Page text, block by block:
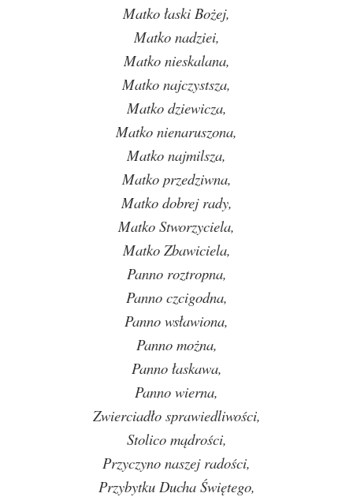
Matko łaski Bożej,
Matko nadziei,
Matko nieskalana,
Matko najczystsza,
Matko dziewicza,
Matko nienaruszona,
Matko najmilsza,
Matko przedziwna,
Matko dobrej rady,
Matko Stworzyciela,
Matko Zbawiciela,
Panno roztropna,
Panno czcigodna,
Panno wsławiona,
Panno można,
Panno łaskawa,
Panno wierna,
Zwierciadło sprawiedliwości,
Stolico mądrości,
Przyczyno naszej radości,
Przybytku Ducha Świętego,